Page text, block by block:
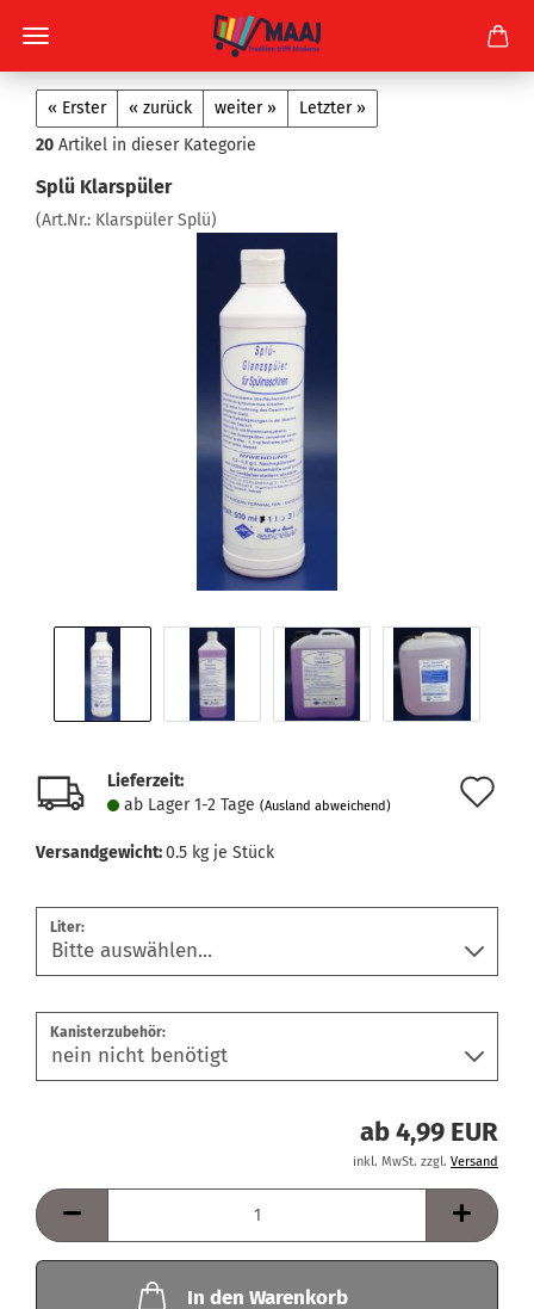
« Erster « zurück weiter »
Letzter »
20 Artikel in dieser Kategorie
Splü Klarspüler
(Art.Nr.: Klarspüler Splü)
Lieferzeit:
ab Lager 1-2 Tage (Ausland abweichend)
Versandgewicht:0.5 kg je Stück
Liter:
Kanisterzubehör:
ab 4,99 EUR
inkl. MwSt. zzgl. Versand
In den Warenkorb